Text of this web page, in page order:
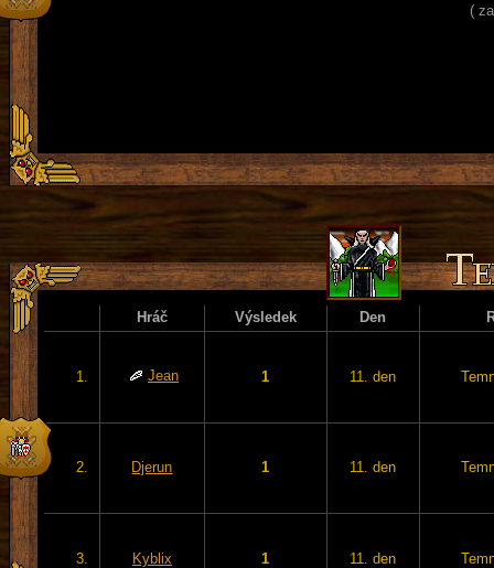
(
Hráč Výsledek Den
1. Jean 1 11. den
2. Djerun 1 11. den
3. Kyblix 1 11. den